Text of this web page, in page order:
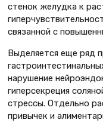
стенок желудка к
связанной с
Выделяется еще ряд
нарушение
гиперсекреция
стрессы. Отдельно
привычек и